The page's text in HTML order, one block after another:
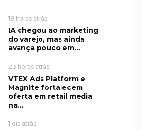
18 horas atrás
IA chegou ao marketing
do varejo, mas ainda
avança pouco em...
23 horas atrás
VTEX Ads Platform e
Magnite fortalecem
oferta em retail media
na...
1 dia atrás